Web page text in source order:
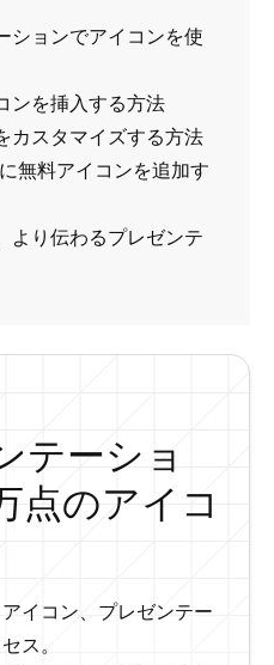
ョンでアイコンを使
ンを挿入する方法
スタマイズする方法
無料アイコンを追加す
り伝わるプレゼンテ
テーショ
点のアイコ
イコン、プレゼンテー
ス。